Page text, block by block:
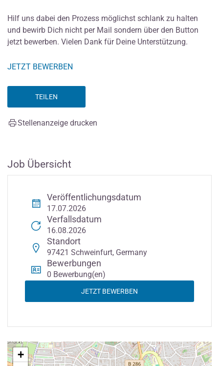
Hilf uns dabei den Prozess möglichst schlank zu halten
und bewirb Dich nicht per Mail sondern über den Button
jetzt bewerben. Vielen Dank für Deine Unterstützung.
JETZT BEWERBEN
TEILEN
Stellenanzeige drucken
Job Übersicht
Veröffentlichungsdatum
17.07.2026
Verfallsdatum
16.08.2026
Standort
97421 Schweinfurt, Germany
Bewerbungen
0 Bewerbung(en)
JETZT BEWERBEN
+